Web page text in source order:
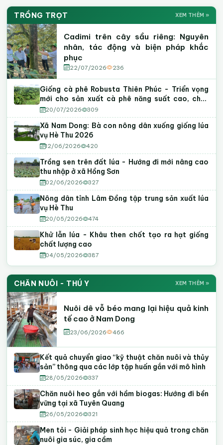
06Diễn đàn Khuyến nông @ Nông nghiệp: Giải pháp
phát triển cà phê thông minh thích ứng với biến đổi
khí hậu và quy định chống phá rừng của Liên minh
Châu Âu (EUDR)
07Xuất khẩu hồ tiêu sang EU và Mỹ: Nhận diện “vùng
đỏ” dư lượng và giải pháp vượt rào cản kỹ thuật
08Khởi động Dự án "Khẳng định vị thế Robusta Việt"
và Hội thảo "Nâng chất Robusta Việt từ gốc" tại
Lâm Đồng
FACEBOOK
Khuyến Nông Lâm Đồng
Tin tức · Hoạt động · Sự kiện nổi bật
YOUTUBE
Kênh YouTube Khuyến Nông
Video kỹ thuật Hướng dẫn canh tác Mô hình điển hình
TRỒNG TRỌT XEM THÊM »
Cadimi trên cây sầu riêng: Nguyên
nhân, tác động và biện pháp khắc
phục
22/07/2026 236
Giống cà phê Robusta Thiên Phúc - Triển vọng
mới cho sản xuất cà phê năng suất cao, chất
lượng tại Lâm Đồng
20/07/2026 309
Xã Nam Dong: Bà con nông dân xuống giống lúa
vụ Hè Thu 2026
12/06/2026 420
Trồng sen trên đất lúa - Hướng đi mới nâng cao
thu nhập ở xã Hồng Sơn
02/06/2026 327
Nông dân tỉnh Lâm Đồng tập trung sản xuất lúa
vụ Hè Thu
20/05/2026 474
Khử lẫn lúa - Khâu then chốt tạo ra hạt giống
chất lượng cao
04/05/2026 387
CHĂN NUÔI - THÚ Y XEM THÊM »
Nuôi dê vỗ béo mang lại hiệu quả kinh
tế cao ở Nam Dong
23/06/2026 466
Kết quả chuyển giao “kỹ thuật chăn nuôi và thủy
sản” thông qua các lớp tập huấn gắn với mô hình
28/05/2026 337
Chăn nuôi heo gắn với hầm biogas: Hướng đi bền
vững tại xã Tuyên Quang
26/05/2026 321
Men tỏi - Giải pháp sinh học hiệu quả trong chăn
nuôi gia súc, gia cầm